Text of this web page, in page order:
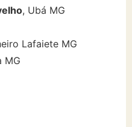
, Ubá MG
Lafaiete MG
MG